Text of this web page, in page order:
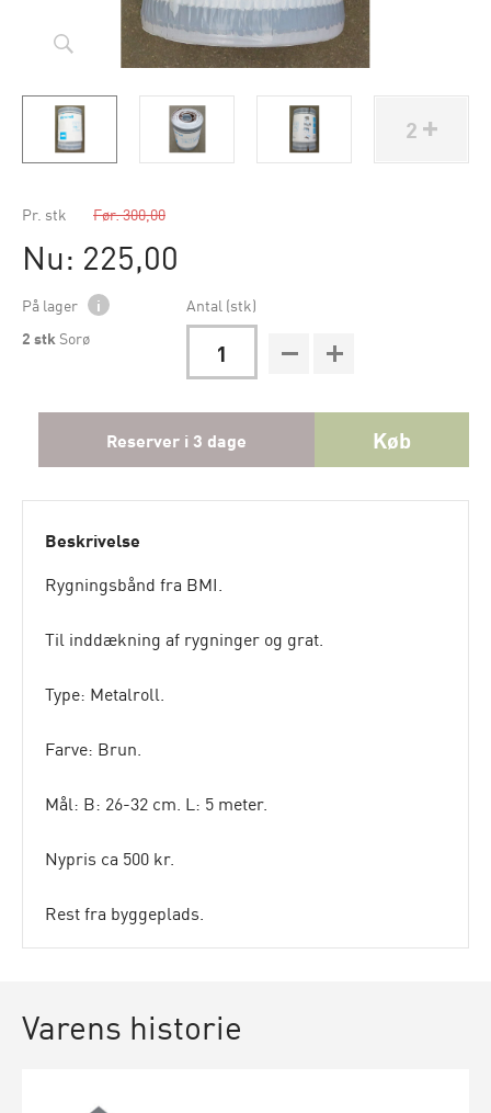
2
Pr. stk Før: 300,00
Nu: 225,00
På lager
i
2 stk Sorø
Antal (stk)
Reserver i 3 dage Køb
Beskrivelse
Rygningsbånd fra BMI.
Til inddækning af rygninger og grat.
Type: Metalroll.
Farve: Brun.
Mål: B: 26-32 cm. L: 5 meter.
Nypris ca 500 kr.
Rest fra byggeplads.
Varens historie